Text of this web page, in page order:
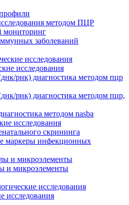
методом ПЦР
мониторинг
заболеваний
исследования
исследования
рнк) диагностика методом пцр
рнк) диагностика методом пцр,
методом nasba
исследования
скрининга
маркеры инфекционных
и микроэлементы
и микроэлементы
исследования
исследования